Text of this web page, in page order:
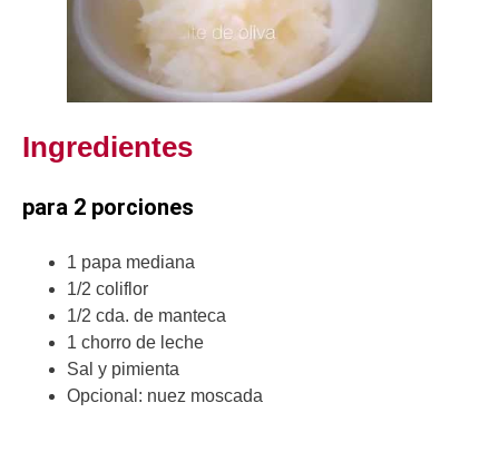
Ingredientes
para 2 porciones
1 papa mediana
1/2 coliflor
1/2 cda. de manteca
1 chorro de leche
Sal y pimienta
Opcional: nuez moscada